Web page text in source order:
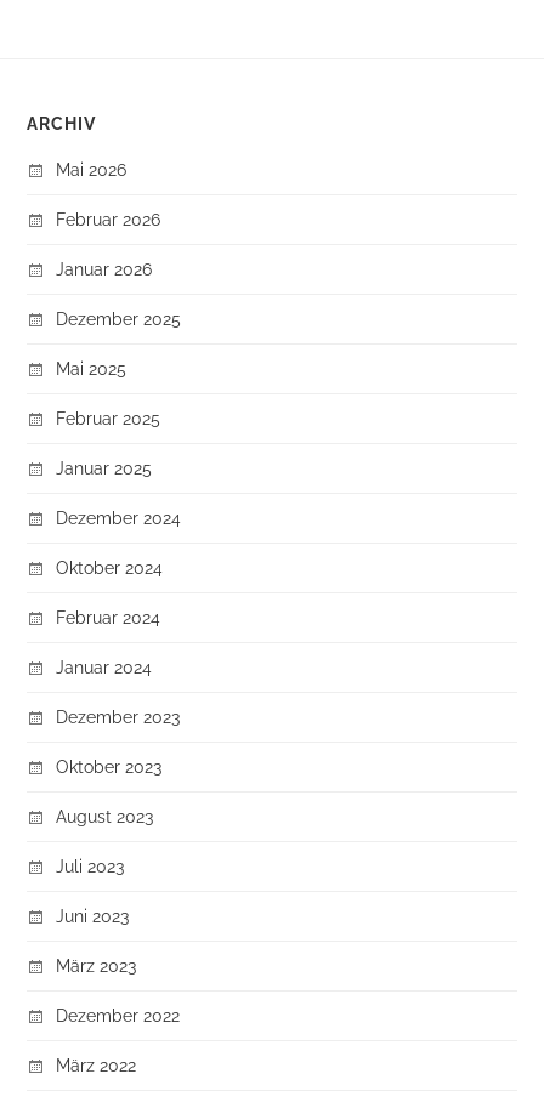
ARCHIV
Mai 2026
Februar 2026
Januar 2026
Dezember 2025
Mai 2025
Februar 2025
Januar 2025
Dezember 2024
Oktober 2024
Februar 2024
Januar 2024
Dezember 2023
Oktober 2023
August 2023
Juli 2023
Juni 2023
März 2023
Dezember 2022
März 2022